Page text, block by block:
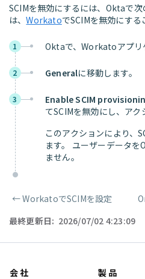
SCIMを無効にするには、Oktaで
は、WorkatoでSCIMを無効にする
1 Oktaで、Workatoアプリ
2 Generalに移動します。
3 Enable SCIM
てSCIMを無効にし、アク
このアクションにより、
ます。 ユーザーデータ
ません。
ページャー
←WorkatoでSCIMを設定
最終更新日: 2026/07/02 4:23:09
会社 製品